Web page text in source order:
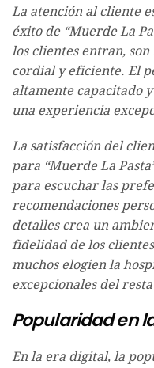
La atención al cliente
éxito de “Muerde La
los clientes entran,
cordial y eficiente. El
altamente capacitado
una experiencia
La satisfacción del
para “Muerde La
para escuchar las
recomendaciones
detalles crea un
fidelidad de los
muchos elogien la
excepcionales del
Popularidad en
En la era digital, la